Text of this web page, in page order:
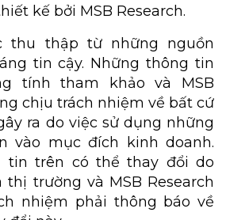
kế bởi MSB Research.
thu thập từ những nguồn
tin cậy. Những thông tin
tính tham khảo và MSB
chịu trách nhiệm về bất cứ
ra do việc sử dụng những
vào mục đích kinh doanh.
tin trên có thể thay đổi do
trường và MSB Research
nhiệm phải thông báo về